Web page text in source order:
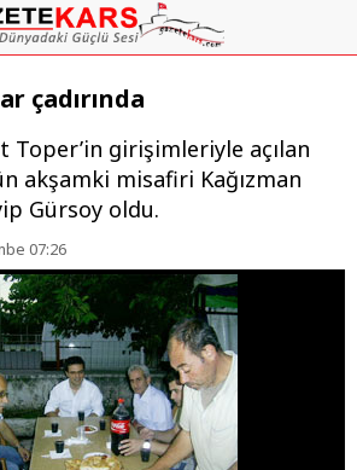
çadırında
Toper’in girişimleriyle açılan
akşamki misafiri Kağızman
Gürsoy oldu.
07:26